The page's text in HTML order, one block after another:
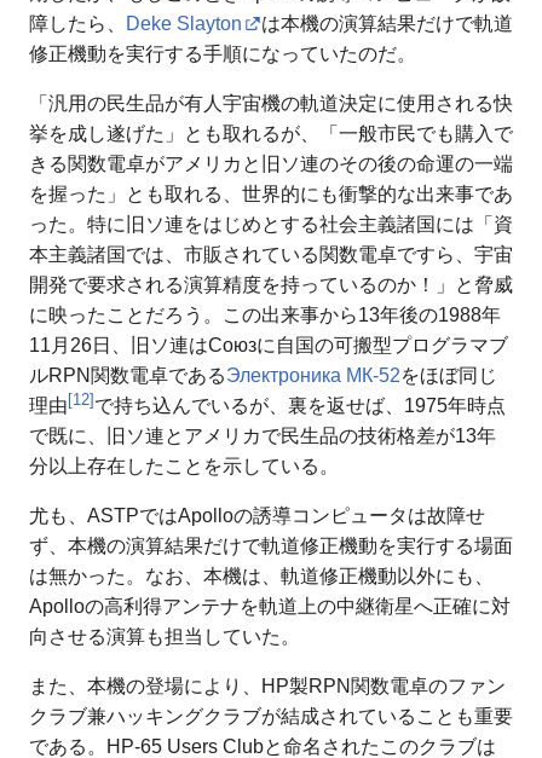
障したら、
Deke Slayton
は本機の演算結果だけで軌道
修正機動を実行する手順になっていたのだ。
「汎用の民生品が有人宇宙機の軌道決定に使用される快
挙を成し遂げた」とも取れるが、「一般市民でも購入で
きる関数電卓がアメリカと旧ソ連のその後の命運の一端
を握った」とも取れる、世界的にも衝撃的な出来事であ
った。特に旧ソ連をはじめとする社会主義諸国には「資
本主義諸国では、市販されている関数電卓ですら、宇宙
開発で要求される演算精度を持っているのか！」と脅威
に映ったことだろう。この出来事から13年後の1988年
11月26日、旧ソ連はСоюзに自国の可搬型プログラマブ
ルRPN関数電卓であるЭлектроника МК-52をほぼ同じ
理由[12]で持ち込んでいるが、裏を返せば、1975年時点
で既に、旧ソ連とアメリカで民生品の技術格差が13年
分以上存在したことを示している。
尤も、ASTPではApolloの誘導コンピュータは故障せ
ず、本機の演算結果だけで軌道修正機動を実行する場面
は無かった。なお、本機は、軌道修正機動以外にも、
Apolloの高利得アンテナを軌道上の中継衛星へ正確に対
向させる演算も担当していた。
また、本機の登場により、HP製RPN関数電卓のファン
クラブ兼ハッキングクラブが結成されていることも重要
である。HP-65 Users Clubと命名されたこのクラブは